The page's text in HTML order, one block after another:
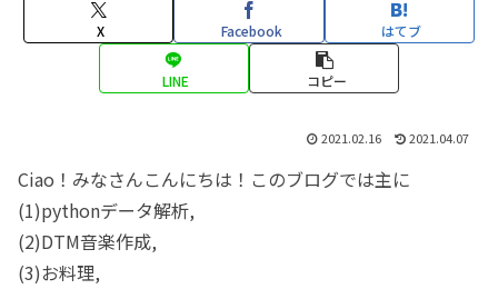
X Facebook はてブ
LINE コピー
2021.02.16 2021.04.07
Ciao！みなさんこんにちは！このブログでは主に
(1)pythonデータ解析,
(2)DTM音楽作成,
(3)お料理,